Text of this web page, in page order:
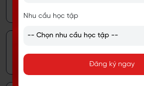
(Năng lực giao tiếp)
Nhu cầu học tập
Đăng ký ngay